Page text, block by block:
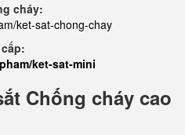
cháy:
ket-sat-chong-chay
ket-sat-mini
Chống cháy cao